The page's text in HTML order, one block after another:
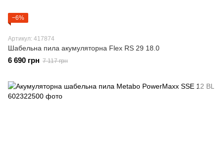
−6%
Артикул: 417874
Шабельна пила акумуляторна Flex RS 29 18.0
6 690 грн 7 117 грн